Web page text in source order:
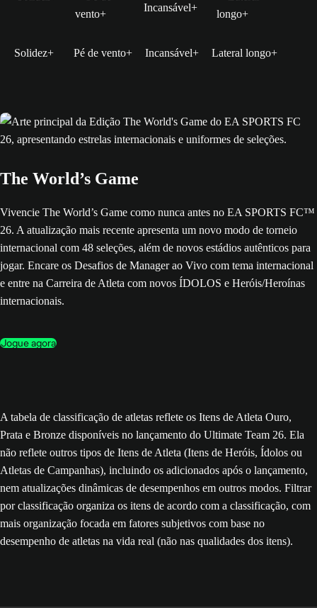
Solidez+ Pé de vento+ Incansável+ Lateral longo+
The World’s Game
Vivencie The World’s Game como nunca antes no EA SPORTS FC™
26. A atualização mais recente apresenta um novo modo de torneio
internacional com 48 seleções, além de novos estádios autênticos para
jogar. Encare os Desafios de Manager ao Vivo com tema internacional
e entre na Carreira de Atleta com novos ÍDOLOS e Heróis/Heroínas
internacionais.
Jogue agora
A tabela de classificação de atletas reflete os Itens de Atleta Ouro,
Prata e Bronze disponíveis no lançamento do Ultimate Team 26. Ela
não reflete outros tipos de Itens de Atleta (Itens de Heróis, Ídolos ou
Atletas de Campanhas), incluindo os adicionados após o lançamento,
nem atualizações dinâmicas de desempenhos em outros modos. Filtrar
por classificação organiza os itens de acordo com a classificação, com
mais organização focada em fatores subjetivos com base no
desempenho de atletas na vida real (não nas qualidades dos itens).